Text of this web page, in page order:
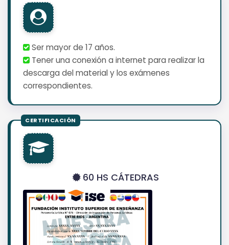
Ser mayor de 17 años.
Tener una conexión a internet para realizar la
descarga del material y los exámenes
correspondientes.
60 HS CÁTEDRAS